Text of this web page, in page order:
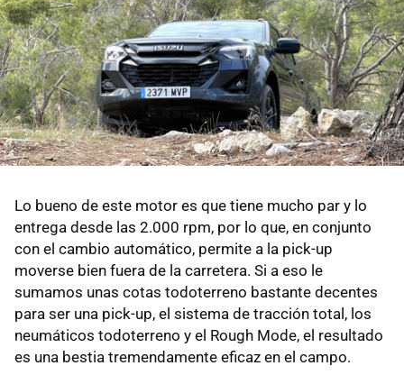
Lo bueno de este motor es que tiene mucho par y lo
entrega desde las 2.000 rpm, por lo que, en conjunto
con el cambio automático, permite a la pick-up
moverse bien fuera de la carretera. Si a eso le
sumamos unas cotas todoterreno bastante decentes
para ser una pick-up, el sistema de tracción total, los
neumáticos todoterreno y el Rough Mode, el resultado
es una bestia tremendamente eficaz en el campo.